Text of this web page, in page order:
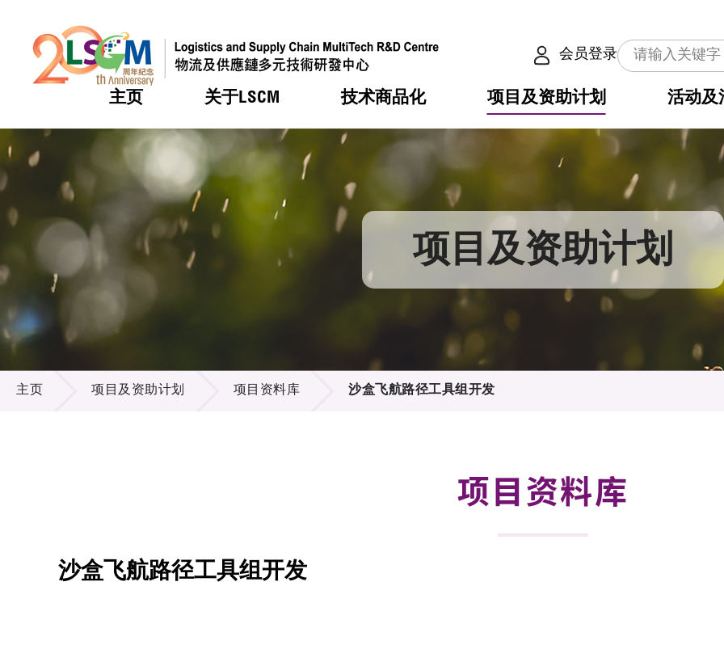
会员登录
主页 关于LSCM
热门
LSCM 动向
机构简介
服务范畴
组织架构
供应商登记
技术商品化
热门
LSCM 动向
服务
应用于公共服务之创新技术
项目及资助计划
热门
LSCM 动向
合作计划
资助计划
项目资料库
活动及
热门
LSCM 动向
活动
业界活动
奖项
多媒体
出版刊物
热门
LSCM 动向
会籍及服务
会员列表
项目及资助计划
项目及资助计划
主页 项目及资助计划 项目资料库 沙盒飞航路径工具组开发
项目资料库
沙盒飞航路径工具组开发